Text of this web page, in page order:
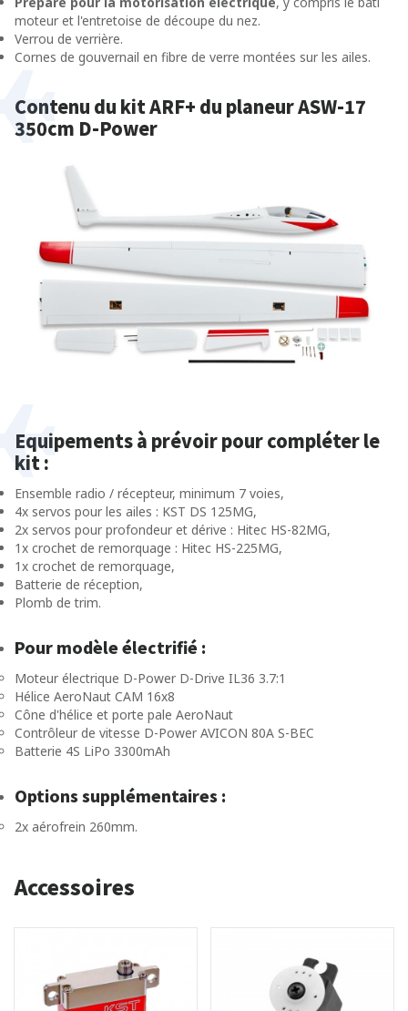
moteur et l'entretoise de découpe du nez.
Verrou de verrière.
Cornes de gouvernail en fibre de verre montées sur les ailes.
Contenu du kit ARF+ du planeur ASW-17
350cm D-Power
Equipements à prévoir pour compléter le
kit :
Ensemble radio / récepteur, minimum 7 voies,
4x servos pour les ailes : KST DS 125MG,
2x servos pour profondeur et dérive : Hitec HS-82MG,
1x crochet de remorquage : Hitec HS-225MG,
1x crochet de remorquage,
Batterie de réception,
Plomb de trim.
Pour modèle électrifié :
Moteur électrique D-Power D-Drive IL36 3.7:1
Hélice AeroNaut CAM 16x8
Cône d'hélice et porte pale AeroNaut
Contrôleur de vitesse D-Power AVICON 80A S-BEC
Batterie 4S LiPo 3300mAh
Options supplémentaires :
2x aérofrein 260mm.
Accessoires